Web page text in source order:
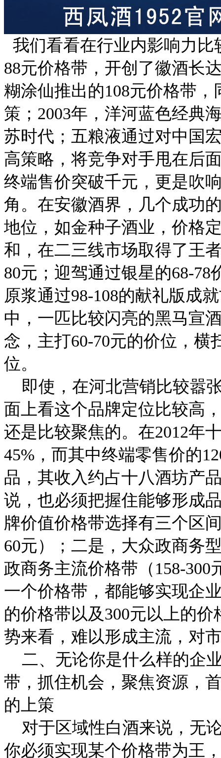
我们看看在行业内影响力
88元价格带，开创了徽酒长
糊涂仙推出的108元价格带
策；2003年，洋河蓝色经典
苏时代；五粮液通过对中国
高策略，将竞争对手甩在后
终端售价突破千元，更是吹
角。在安徽酒界，几个成功
地位，如金种子酒业，价格
和，在二三线市场取得了王
80元；迎驾通过银星的68-
原浆通过98-108的献礼版成
中，一匹比较闪亮的黑马宣
念，主打60-70元的价位，
位。
即使，在河北营销比较嚣
面上看这个品牌定位比较高
还是比较聚焦的。在2012年
45%，而其中终端零售价的
品，其收入约占十八酒坊产
说，也必须把握住能够形成
牌价值价格带选择有三个区
60元）；二是，大众政商务
政商务主流价格带（158-
一个价格带，都能够实现企
的价格带以及300元以上的
势来看，难以形成主流，对
二、无论你是什么样的企
带，抓住机会，聚焦资源，
的上策
对于区域性白酒来说，无
你必须实现某个价格带为王